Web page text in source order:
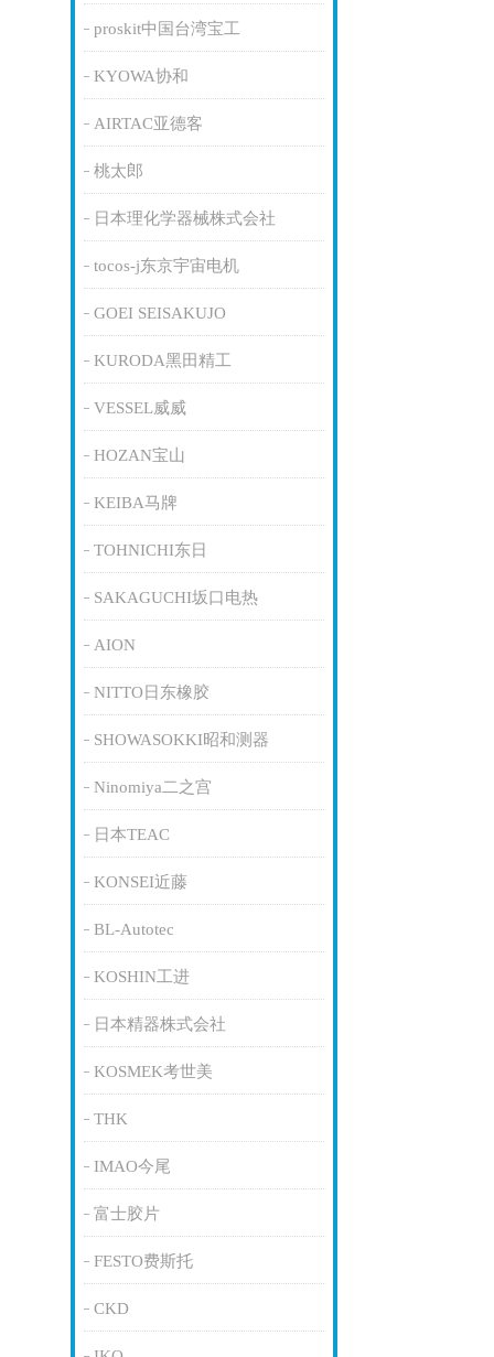
proskit中国台湾宝工
KYOWA协和
AIRTAC亚德客
桃太郎
日本理化学器械株式会社
tocos-j东京宇宙电机
GOEI SEISAKUJO
KURODA黑田精工
VESSEL威威
HOZAN宝山
KEIBA马牌
TOHNICHI东日
SAKAGUCHI坂口电热
AION
NITTO日东橡胶
SHOWASOKKI昭和测器
Ninomiya二之宫
日本TEAC
KONSEI近藤
BL-Autotec
KOSHIN工进
日本精器株式会社
KOSMEK考世美
THK
IMAO今尾
富士胶片
FESTO费斯托
CKD